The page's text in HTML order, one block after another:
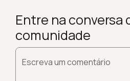
Entre na conversa
comunidade
Escreva um comentário